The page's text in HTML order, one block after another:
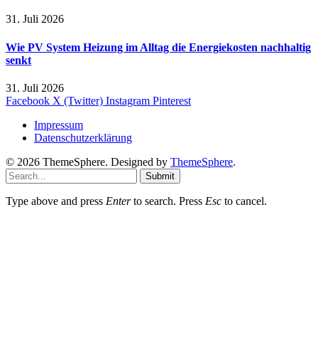
31. Juli 2026
Wie PV System Heizung im Alltag die Energiekosten nachhaltig
senkt
31. Juli 2026
Facebook X (Twitter) Instagram Pinterest
Impressum
Datenschutzerklärung
© 2026 ThemeSphere. Designed by ThemeSphere.
Submit
Type above and press Enterto search. Press Esc to cancel.